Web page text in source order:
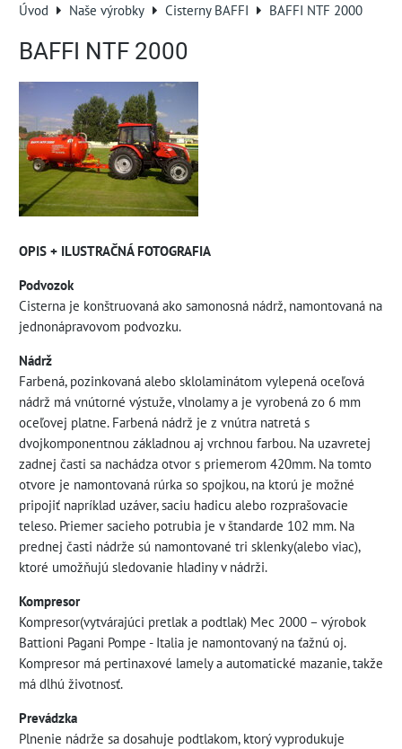
Úvod Naše výrobky Cisterny BAFFI BAFFI NTF 2000
BAFFI NTF 2000
OPIS + ILUSTRAČNÁ FOTOGRAFIA
Podvozok
Cisterna je konštruovaná ako samonosná nádrž, namontovaná na
jednonápravovom podvozku.
Nádrž
Farbená, pozinkovaná alebo sklolaminátom vylepená oceľová
nádrž má vnútorné výstuže, vlnolamy a je vyrobená zo 6 mm
oceľovej platne. Farbená nádrž je z vnútra natretá s
dvojkomponentnou základnou aj vrchnou farbou. Na uzavretej
zadnej časti sa nachádza otvor s priemerom 420mm. Na tomto
otvore je namontovaná rúrka so spojkou, na ktorú je možné
pripojiť napríklad uzáver, saciu hadicu alebo rozprašovacie
teleso. Priemer sacieho potrubia je v štandarde 102 mm. Na
prednej časti nádrže sú namontované tri sklenky(alebo viac),
ktoré umožňujú sledovanie hladiny v nádrži.
Kompresor
Kompresor(vytvárajúci pretlak a podtlak) Mec 2000 – výrobok
Battioni Pagani Pompe - Italia je namontovaný na ťažnú oj.
Kompresor má pertinaxové lamely a automatické mazanie, takže
má dlhú životnosť.
Prevádzka
Plnenie nádrže sa dosahuje podtlakom, ktorý vyprodukuje